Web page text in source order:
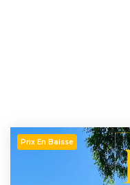
Prix En Baisse